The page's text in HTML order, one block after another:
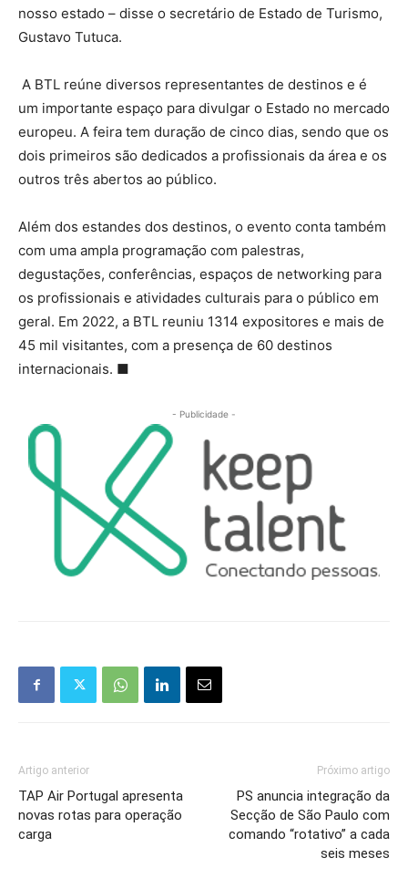
nosso estado – disse o secretário de Estado de Turismo,
Gustavo Tutuca.
A BTL reúne diversos representantes de destinos e é
um importante espaço para divulgar o Estado no mercado
europeu. A feira tem duração de cinco dias, sendo que os
dois primeiros são dedicados a profissionais da área e os
outros três abertos ao público.
Além dos estandes dos destinos, o evento conta também
com uma ampla programação com palestras,
degustações, conferências, espaços de networking para
os profissionais e atividades culturais para o público em
geral. Em 2022, a BTL reuniu 1314 expositores e mais de
45 mil visitantes, com a presença de 60 destinos
internacionais. ■
- Publicidade -
Artigo anterior
TAP Air Portugal apresenta
novas rotas para operação
carga
Próximo artigo
PS anuncia integração da
Secção de São Paulo com
comando “rotativo” a cada
seis meses